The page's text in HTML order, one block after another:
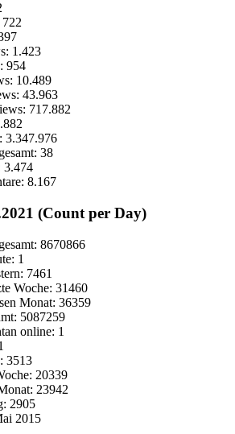
722
1.423
954
10.489
43.963
717.882
3.347.976
38
3.474
8.167
(Count per Day)
8670866
1
7461
Woche: 31460
Monat: 36359
5087259
online: 1
3513
20339
23942
2905
2015